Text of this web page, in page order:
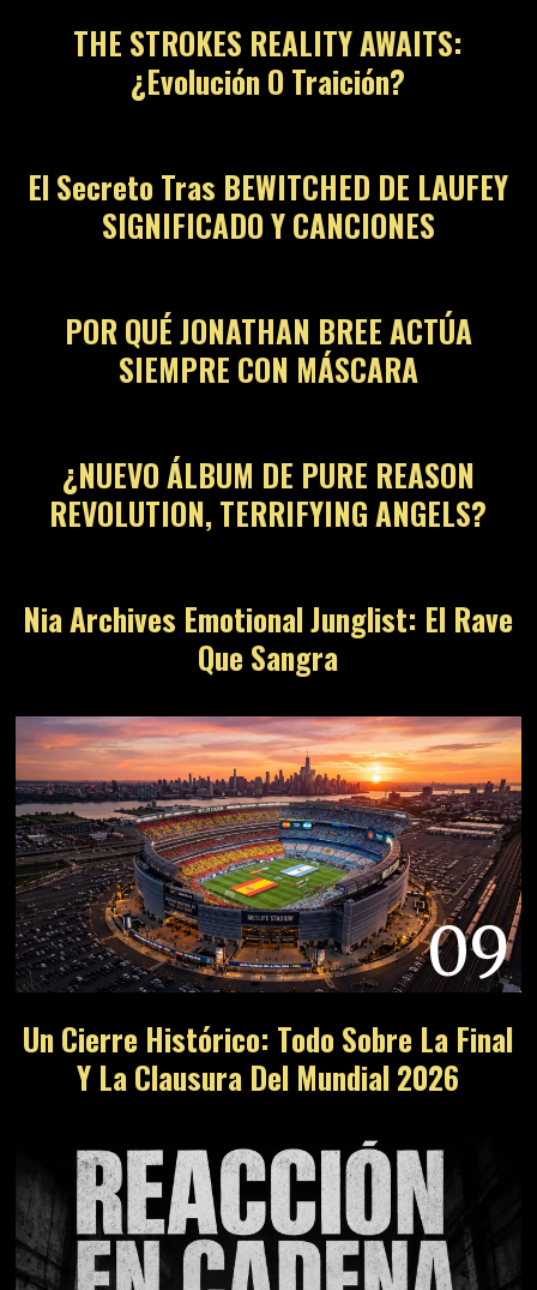
THE STROKES REALITY AWAITS:
¿Evolución O Traición?
El Secreto Tras BEWITCHED DE LAUFEY
SIGNIFICADO Y CANCIONES06
POR QUÉ JONATHAN BREE ACTÚA
SIEMPRE CON MÁSCARA
¿NUEVO ÁLBUM DE PURE REASON
REVOLUTION, TERRIFYING ANGELS?
08
Nia Archives Emotional Junglist: El Rave
Que Sangra
09
Un Cierre Histórico: Todo Sobre La Final
Y La Clausura Del Mundial 2026